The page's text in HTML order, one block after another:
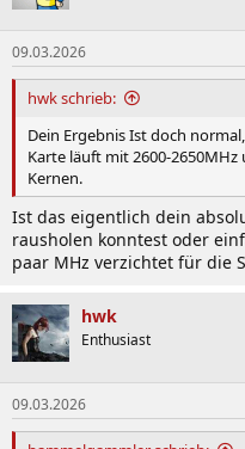
09.03.2026
hwk schrieb:
Dein Ergebnis Ist doch
Karte läuft mit 2600-
Kernen.
Ist das eigentlich dein
rausholen konntest oder
paar MHz verzichtet für die
hwk
Enthusiast
09.03.2026